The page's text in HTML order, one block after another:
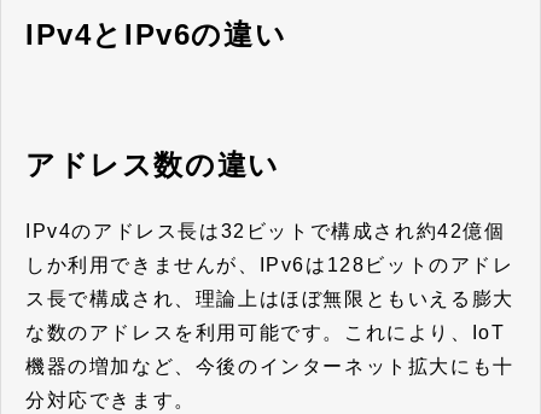
IPv4とIPv6の違い
アドレス数の違い
IPv4のアドレス長は32ビットで構成され約42億個
しか利用できませんが、IPv6は128ビットのアドレ
ス長で構成され、理論上はほぼ無限ともいえる膨大
な数のアドレスを利用可能です。これにより、IoT
機器の増加など、今後のインターネット拡大にも十
分対応できます。